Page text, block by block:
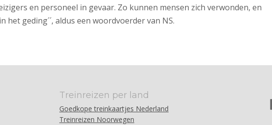
en personeel in gevaar. Zo kunnen mensen zich verwonden, en
het geding´´, aldus een woordvoerder van NS.
Treinreizen per land
Goedkope treinkaartjes Nederland
Treinreizen Noorwegen